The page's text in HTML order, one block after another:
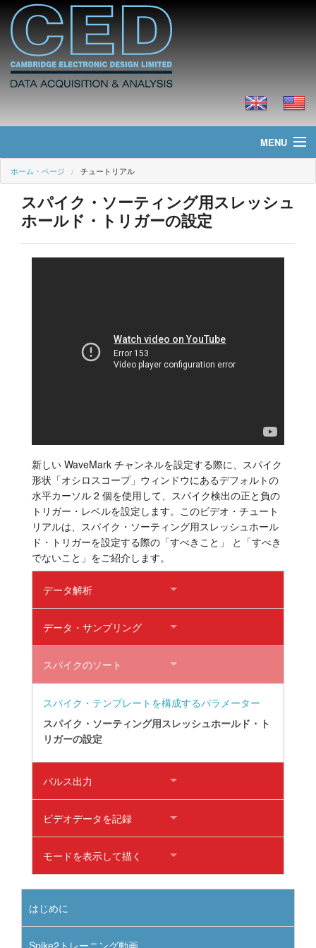
MENU
ホーム・ページ
ニュース
ホーム・ページ チュートリアル
スパイク・ソーティング用スレッシュ
ホールド・トリガーの設定
新しい WaveMark チャンネルを設定する際に、スパイク
形状「オシロスコープ」ウィンドウにあるデフォルトの
水平カーソル 2 個を使用して、スパイク検出の正と負の
トリガー・レベルを設定します。このビデオ・チュート
リアルは、スパイク・ソーティング用スレッシュホール
ド・トリガーを設定する際の「すべきこと」 と「すべき
でないこと」をご紹介します。
データ解析
データ・サンプリング
スパイクのソート
スパイク・テンプレートを構成するパラメーター
スパイク・ソーティング用スレッシュホールド・ト
リガーの設定
パルス出力
ビデオデータを記録
モードを表示して描く
はじめに